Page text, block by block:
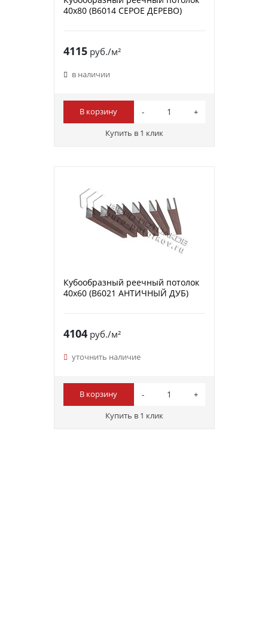
40х80 (B6014 СЕРОЕ ДЕРЕВО)
4115руб./м²
в наличии
В корзину
Купить в 1 клик
Кубообразный реечный потолок
40х60 (B6021 АНТИЧНЫЙ ДУБ)
4104руб./м²
уточнить наличие
В корзину
Купить в 1 клик